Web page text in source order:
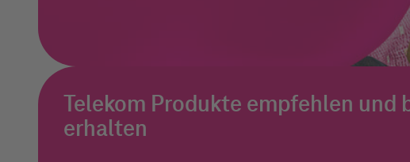
Telekom Produkte empfehlen und
erhalten